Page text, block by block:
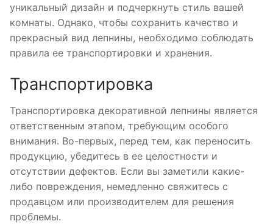
уникальный дизайн и подчеркнуть стиль вашей
комнаты. Однако, чтобы сохранить качество и
прекрасный вид лепнины, необходимо соблюдать
правила ее транспортировки и хранения.
Транспортировка
Транспортировка декоративной лепнины является
ответственным этапом, требующим особого
внимания. Во-первых, перед тем, как переносить
продукцию, убедитесь в ее целостности и
отсутствии дефектов. Если вы заметили какие-
либо повреждения, немедленно свяжитесь с
продавцом или производителем для решения
проблемы.